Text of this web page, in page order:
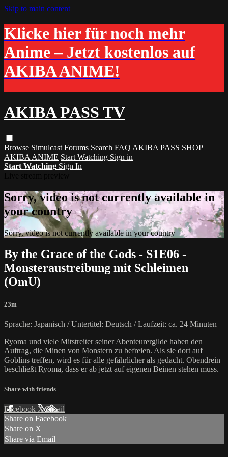
Skip to main content
Klicke hier für noch mehr
Anime – Jetzt kostenlos auf
AKIBA ANIME!
AKIBA PASS TV
Browse Simulcast Forums Search FAQ AKIBA PASS SHOP
AKIBA ANIME Start Watching Sign in
Start Watching Sign In
Sorry, video is not currently available in
your country
Sorry, video is not currently available in your country
By the Grace of the Gods - S1E06 -
Monsteraustreibung mit Schleimen
(OmU)
23m
Sprache: Japanisch / Untertitel: Deutsch / Laufzeit: ca. 24 Minuten
Ryoma und viele Mitstreiter seiner Abenteurergilde haben den
Auftrag, die Minen von Monstern zu befreien. Als sie dort auf
Goblins treffen, wird es für alle gefährlicher als gedacht. Obendrein
beschließt Ryoma, dass er ab jetzt auf eigenen Beinen stehen muss.
Share with friends
Facebook XEmail
Share on Facebook
Share on X
Share via Email